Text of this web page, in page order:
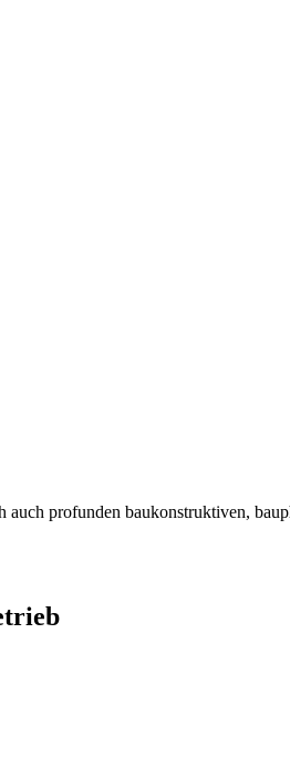
profunden baukonstruktiven,